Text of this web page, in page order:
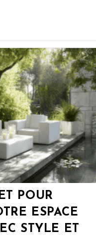
POUR
ESPACE
STYLE ET